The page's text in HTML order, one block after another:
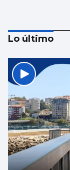
MÚSICA
Lucas
Eurovisión
Lo último